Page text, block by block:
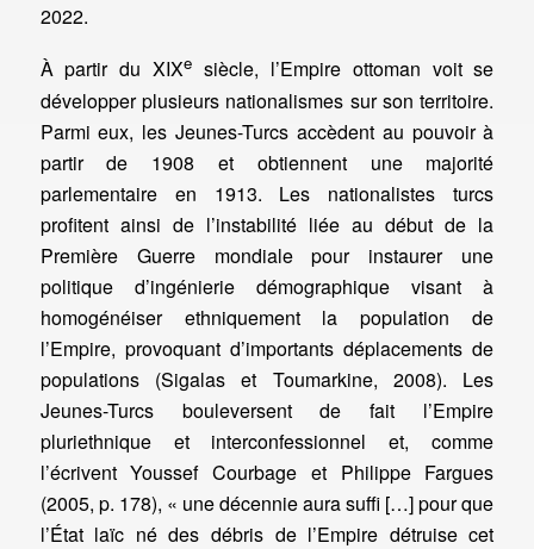
2022.
À partir du XIXe siècle, l’Empire ottoman voit se
développer plusieurs nationalismes sur son territoire.
Parmi eux, les Jeunes-Turcs accèdent au pouvoir à
partir de 1908 et obtiennent une majorité
parlementaire en 1913. Les nationalistes turcs
profitent ainsi de l’instabilité liée au début de la
Première Guerre mondiale pour instaurer une
politique d’ingénierie démographique visant à
homogénéiser ethniquement la population de
l’Empire, provoquant d’importants déplacements de
populations (Sigalas et Toumarkine, 2008). Les
Jeunes-Turcs bouleversent de fait l’Empire
pluriethnique et interconfessionnel et, comme
l’écrivent Youssef Courbage et Philippe Fargues
(2005, p. 178), « une décennie aura suffi […] pour que
l’État laïc né des débris de l’Empire détruise cet